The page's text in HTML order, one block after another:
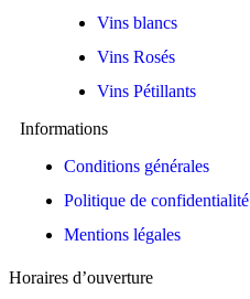
Vins blancs
Vins Rosés
Vins Pétillants
Informations
Conditions générales
Politique de confidentialité
Mentions légales
Horaires d’ouverture